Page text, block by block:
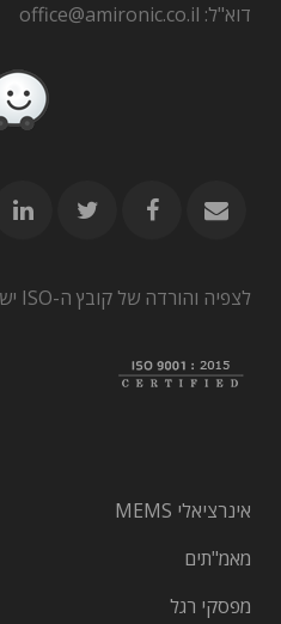
דוא"ל: office@amironic.co.il
לצפיה והורדה של קובץ ה-ISO יש ללחוץ על על התמונה
אינרציאלי MEMS
מאמ"תים
מפסקי רגל